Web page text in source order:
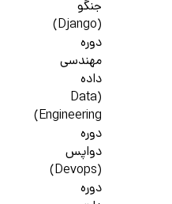
جنگو
(Django)
دوره
مهندسی
داده
(Data
Engineering)
دوره
دواپس
(Devops)
دوره